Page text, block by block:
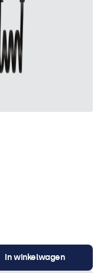
In winkelwagen